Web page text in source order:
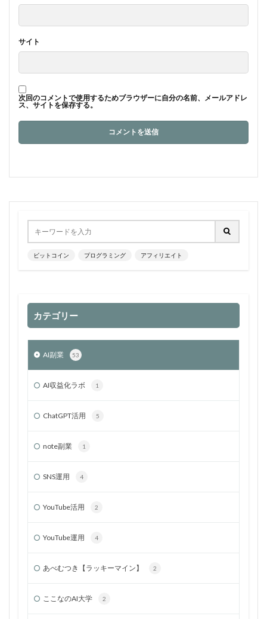
サイト
次回のコメントで使用するためブラウザーに自分の名前、メールアドレ
ス、サイトを保存する。
ビットコイン プログラミング アフィリエイト
カテゴリー
AI副業 53
AI収益化ラボ 1
ChatGPT活用 5
note副業 1
SNS運用 4
YouTube活用 2
YouTube運用 4
あべむつき【ラッキーマイン】 2
ここなのAI大学 2